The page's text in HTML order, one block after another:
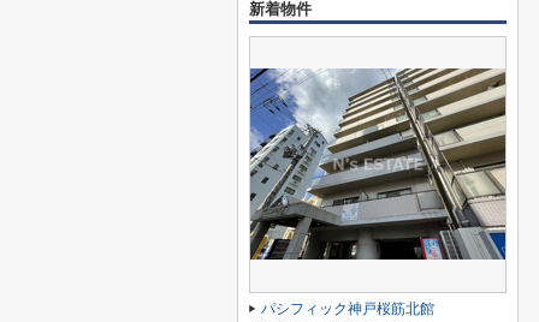
新着物件
パシフィック神戸桜筋北館